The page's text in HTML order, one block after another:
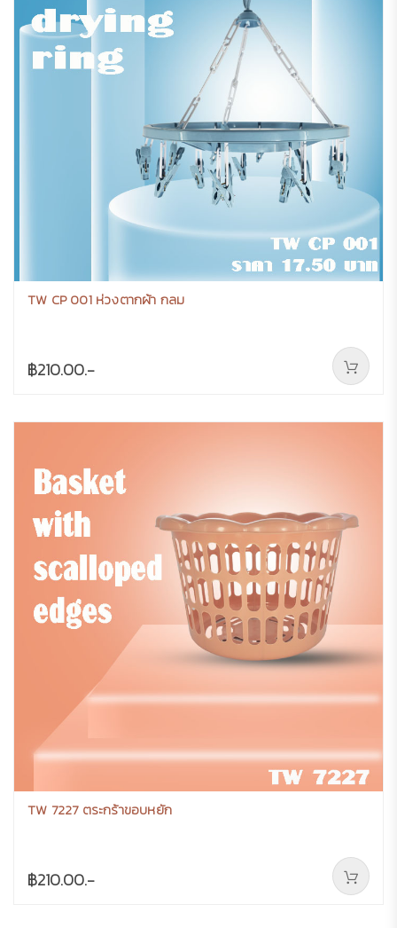
TW CP 001 ห่วงตากผ้า กลม
฿210.00.-
TW 7227 ตระกร้าขอบหยัก
฿210.00.-